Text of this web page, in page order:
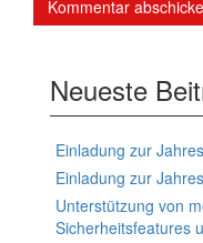
Neueste
Einladung zur
Einladung zur
Unterstützung von
Sicherheitsfeatures